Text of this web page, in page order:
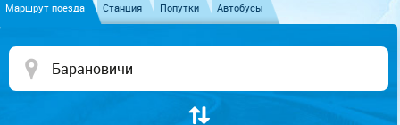
Маршрут поезда Станция Попутки Автобусы